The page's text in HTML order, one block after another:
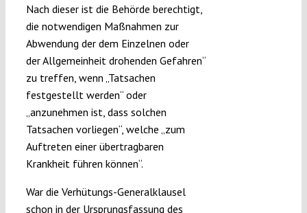
Nach dieser ist die Behörde berechtigt,
die notwendigen Maßnahmen zur
Abwendung der dem Einzelnen oder
der Allgemeinheit drohenden Gefahren“
zu treffen, wenn „Tatsachen
festgestellt werden“ oder
„anzunehmen ist, dass solchen
Tatsachen vorliegen“, welche „zum
Auftreten einer übertragbaren
Krankheit führen können“.
War die Verhütungs-Generalklausel
schon in der Ursprungsfassung des